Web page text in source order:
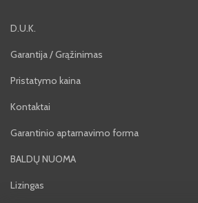
D.U.K.
Garantija / Grąžinimas
Pristatymo kaina
Kontaktai
Garantinio aptarnavimo forma
BALDŲ NUOMA
Lizingas